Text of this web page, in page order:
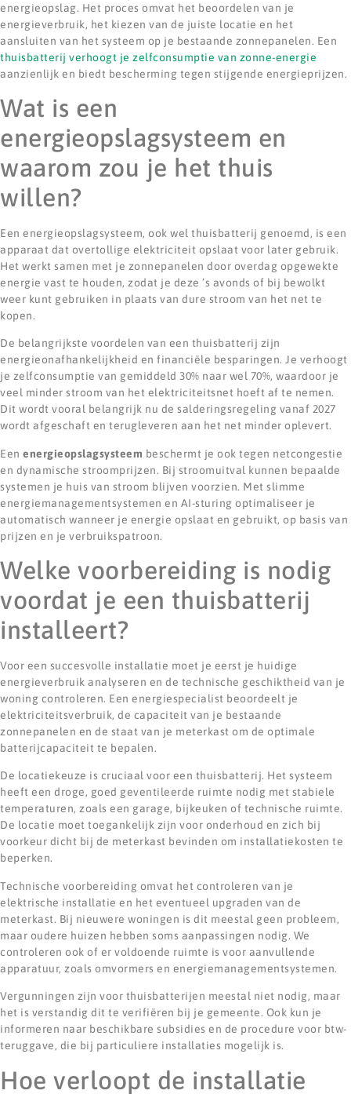
energieopslag. Het proces omvat het beoordelen van je
energieverbruik, het kiezen van de juiste locatie en het
aansluiten van het systeem op je bestaande zonnepanelen. Een
thuisbatterij verhoogt je zelfconsumptie van zonne-energie
aanzienlijk en biedt bescherming tegen stijgende energieprijzen.
Wat is een
energieopslagsysteem en
waarom zou je het thuis
willen?
Een energieopslagsysteem, ook wel thuisbatterij genoemd, is een
apparaat dat overtollige elektriciteit opslaat voor later gebruik.
Het werkt samen met je zonnepanelen door overdag opgewekte
energie vast te houden, zodat je deze ’s avonds of bij bewolkt
weer kunt gebruiken in plaats van dure stroom van het net te
kopen.
De belangrijkste voordelen van een thuisbatterij zijn
energieonafhankelijkheid en financiële besparingen. Je verhoogt
je zelfconsumptie van gemiddeld 30% naar wel 70%, waardoor je
veel minder stroom van het elektriciteitsnet hoeft af te nemen.
Dit wordt vooral belangrijk nu de salderingsregeling vanaf 2027
wordt afgeschaft en terugleveren aan het net minder oplevert.
Een energieopslagsysteem beschermt je ook tegen netcongestie
en dynamische stroomprijzen. Bij stroomuitval kunnen bepaalde
systemen je huis van stroom blijven voorzien. Met slimme
energiemanagementsystemen en AI-sturing optimaliseer je
automatisch wanneer je energie opslaat en gebruikt, op basis van
prijzen en je verbruikspatroon.
Welke voorbereiding is nodig
voordat je een thuisbatterij
installeert?
Voor een succesvolle installatie moet je eerst je huidige
energieverbruik analyseren en de technische geschiktheid van je
woning controleren. Een energiespecialist beoordeelt je
elektriciteitsverbruik, de capaciteit van je bestaande
zonnepanelen en de staat van je meterkast om de optimale
batterijcapaciteit te bepalen.
De locatiekeuze is cruciaal voor een thuisbatterij. Het systeem
heeft een droge, goed geventileerde ruimte nodig met stabiele
temperaturen, zoals een garage, bijkeuken of technische ruimte.
De locatie moet toegankelijk zijn voor onderhoud en zich bij
voorkeur dicht bij de meterkast bevinden om installatiekosten te
beperken.
Technische voorbereiding omvat het controleren van je
elektrische installatie en het eventueel upgraden van de
meterkast. Bij nieuwere woningen is dit meestal geen probleem,
maar oudere huizen hebben soms aanpassingen nodig. We
controleren ook of er voldoende ruimte is voor aanvullende
apparatuur, zoals omvormers en energiemanagementsystemen.
Vergunningen zijn voor thuisbatterijen meestal niet nodig, maar
het is verstandig dit te verifiëren bij je gemeente. Ook kun je
informeren naar beschikbare subsidies en de procedure voor btw-
teruggave, die bij particuliere installaties mogelijk is.
Hoe verloopt de installatie